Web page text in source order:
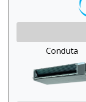
Conduta